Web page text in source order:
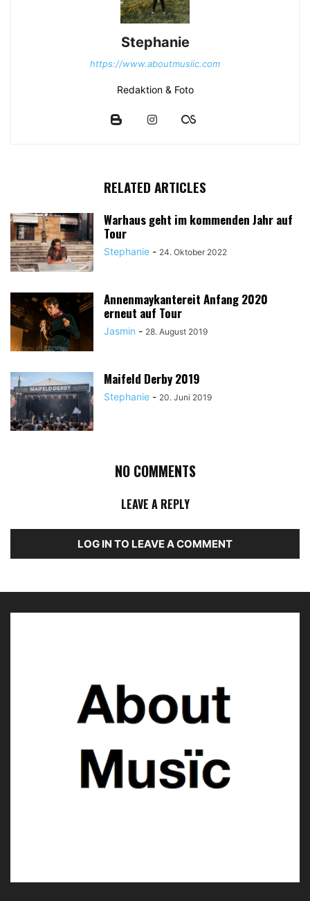
Stephanie
https://www.aboutmusiic.com
Redaktion & Foto
RELATED ARTICLES
Warhaus geht im kommenden Jahr auf
Tour
Stephanie - 24. Oktober 2022
Annenmaykantereit Anfang 2020
erneut auf Tour
Jasmin - 28. August 2019
Maifeld Derby 2019
Stephanie - 20. Juni 2019
NO COMMENTS
LEAVE A REPLY
LOG IN TO LEAVE A COMMENT